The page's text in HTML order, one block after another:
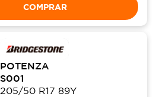
COMPRAR
POTENZA
S001
205/50 R17 89Y